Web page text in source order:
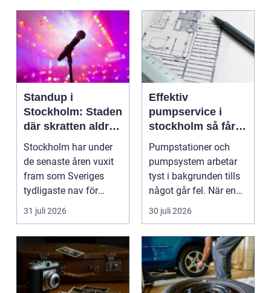
Standup i
Stockholm: Staden
där skratten aldrig
tar paus
Stockholm har under
de senaste åren vuxit
fram som Sveriges
tydligaste nav för
livehumor....
31 juli 2026
Effektiv
pumpservice i
stockholm så får
du driftsäkra
anläggningar året
runt
Pumpstationer och
pumpsystem arbetar
tyst i bakgrunden tills
något går fel. När en
pump stannar hand...
30 juli 2026